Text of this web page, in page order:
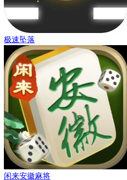
极速坠落
闲来安徽麻将